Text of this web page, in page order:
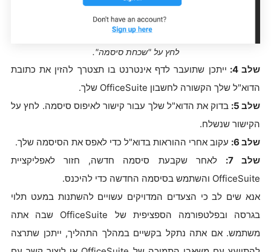
לחץ על "שכחת סיסמה".
שלב 4:
ייתכן שתועבר לדף אינטרנט בו תצטרך להזין את כתובת
הדוא"ל שלך הקשורה לחשבון OfficeSuite שלך.
שלב 5:
בדוק את הדוא"ל שלך עבור קישור לאיפוס סיסמה. לחץ על
הקישור שנשלח.
שלב 6:
עקוב אחרי ההוראות בדוא"ל כדי לאפס את הסיסמה שלך.
שלב 7:
לאחר שקבעת סיסמה חדשה, חזור לאפליקציית
OfficeSuite והשתמש בסיסמה החדשה כדי להיכנס.
אנא שים לב כי הצעדים המדויקים עשויים להשתנות במעט תלוי
בגרסה ובפלטפורמה הספציפית של OfficeSuite שבה אתה
משתמש. אם אתה נתקל בקשיים במהלך התהליך, ייתכן שתרצה